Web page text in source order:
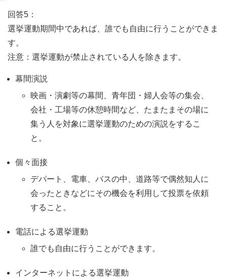
回答5：
選挙運動期間中であれば、誰でも自由に行うことができま
す。
注意：選挙運動が禁止されている人を除きます。
幕間演説
映画・演劇等の幕間、青年団・婦人会等の集会、
会社・工場等の休憩時間など、たまたまその場に
集う人を対象に選挙運動のための演説をするこ
と。
個々面接
デパート、電車、バスの中、道路等で偶然知人に
会ったときなどにその機会を利用して投票を依頼
すること。
電話による選挙運動
誰でも自由に行うことができます。
インターネットによる選挙運動